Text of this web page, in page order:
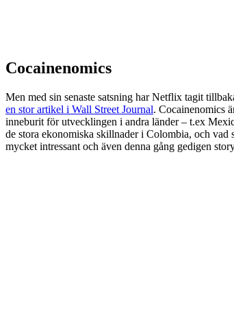
Cocainenomics
Men med sin senaste satsning har Netflix tagit
en stor artikel i Wall Street Journal. Cocainenomics
inneburit för utvecklingen i andra länder – t.ex
de stora ekonomiska skillnader i Colombia, och vad
mycket intressant och även denna gång gedigen